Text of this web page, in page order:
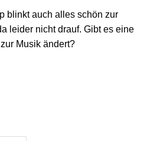
blinkt auch alles schön zur
leider nicht drauf. Gibt es eine
Musik ändert?